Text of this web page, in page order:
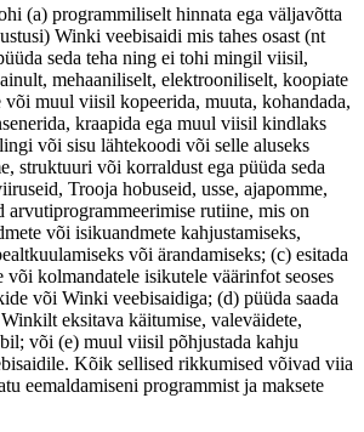
(a) programmiliselt hinnata ega väljavõtta
Winki veebisaidi mis tahes osast (nt
seda teha ning ei tohi mingil viisil,
mehaaniliselt, elektrooniliselt, koopiate
või muul viisil kopeerida, muuta, kohandada,
kraapida ega muul viisil kindlaks
või sisu lähtekoodi või selle aluseks
struktuuri või korraldust ega püüda seda
Trooja hobuseid, usse, ajapomme,
rutiine, mis on
või isikuandmete kahjustamiseks,
või ärandamiseks; (c) esitada
või kolmandatele isikutele väärinfot seoses
või Winki veebisaidiga; (d) püüda saada
eksitava käitumise, valeväidete,
või (e) muul viisil põhjustada kahju
Kõik sellised rikkumised võivad viia
eemaldamiseni programmist ja maksete